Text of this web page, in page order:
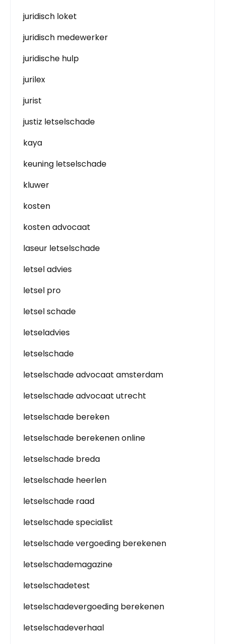
juridisch loket
juridisch medewerker
juridische hulp
jurilex
jurist
justiz letselschade
kaya
keuning letselschade
kluwer
kosten
kosten advocaat
laseur letselschade
letsel advies
letsel pro
letsel schade
letseladvies
letselschade
letselschade advocaat amsterdam
letselschade advocaat utrecht
letselschade bereken
letselschade berekenen online
letselschade breda
letselschade heerlen
letselschade raad
letselschade specialist
letselschade vergoeding berekenen
letselschademagazine
letselschadetest
letselschadevergoeding berekenen
letselschadeverhaal